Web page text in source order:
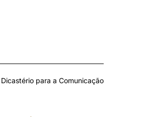
para a Comunicação